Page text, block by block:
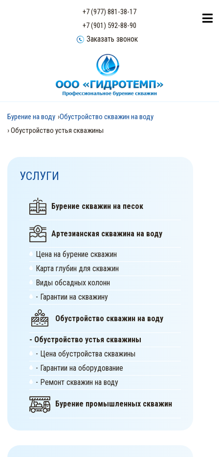
+7 (977) 881-38-17
+7 (901) 592-88-90
Заказать звонок
Бурение на воду ›Обустройство скважин на воду
› Обустройство устья скважины
УСЛУГИ
Бурение скважин на песок
Артезианская скважина на воду
Цена на бурение скважин
Карта глубин для скважин
Виды обсадных колонн
- Гарантии на скважину
Обустройство скважин на воду
- Обустройство устья скважины
- Цена обустройства скважины
- Гарантии на оборудование
- Ремонт скважин на воду
Бурение промышленных скважин